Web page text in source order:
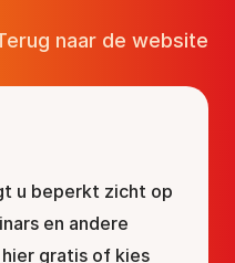
naar de website
u beperkt zicht op
en andere
gratis of kies